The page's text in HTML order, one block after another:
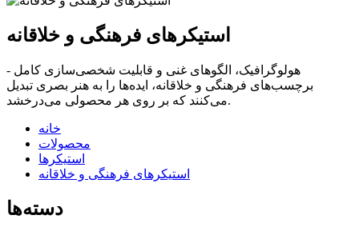
استیکرهای فرهنگی و خلاقانه
هولوگرافیک، الگوهای غنی و قابلیت شخصی‌سازی کامل -
برچسب‌های فرهنگی و خلاقانه، ایده‌ها را به هنر بصری تبدیل
می‌کنند که بر روی هر محصولی می‌درخشد.
خانه
محصولات
استیکرها
استیکرهای فرهنگی و خلاقانه
دسته‌ها